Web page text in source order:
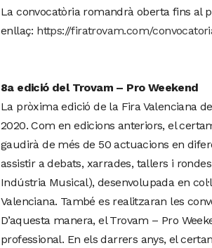
La convocatòria romandrà oberta fins al
enllaç: https://firatrovam.com/
8a edició del Trovam – Pro Weekend
La pròxima edició de la Fira Valenciana
2020. Com en edicions anteriors, el
gaudirà de més de 50 actuacions en
assistir a debats, xarrades, tallers i
Indústria Musical), desenvolupada en
Valenciana. També es realitzaran les
D’aquesta manera, el Trovam – Pro
professional. En els darrers anys, el